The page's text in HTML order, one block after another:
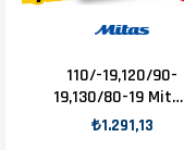
110/-19,120/90-
19,130/80-19 Mitas
Hd 2Mm İç Lastik
₺1.291,13